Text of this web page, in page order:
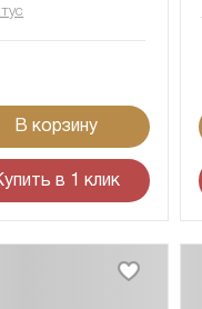
В корзину
в 1 клик